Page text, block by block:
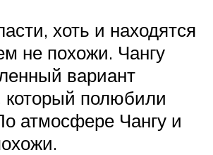
хоть и находятся
не похожи. Чангу
вариант
полюбили
атмосфере Чангу и